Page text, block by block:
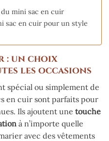
mini sac en cuir
sac en cuir pour un style
: un choix
les occasions
spécial ou simplement de
en cuir sont parfaits pour
Ils ajoutent une touche
à n’importe quelle
avec des vêtements